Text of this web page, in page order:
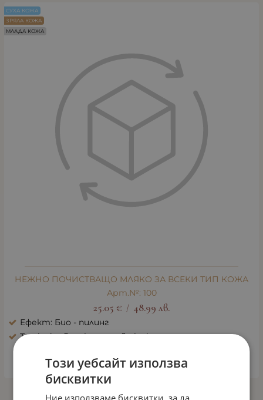
НЕЖНО ПОЧИСТВАЩО МЛЯКО ЗА ВСЕКИ ТИП КОЖА
Арт.№: 100
25.05 € / 48.99 лв.
Ефект: Био - пилинг
Тип кожа: Всички типове кожа
КУПИ
СУХА КОЖА
ЗРЯЛА КОЖА
МЛАДА КОЖА
Този уебсайт използва
бисквитки
Ние използваме бисквитки, за да